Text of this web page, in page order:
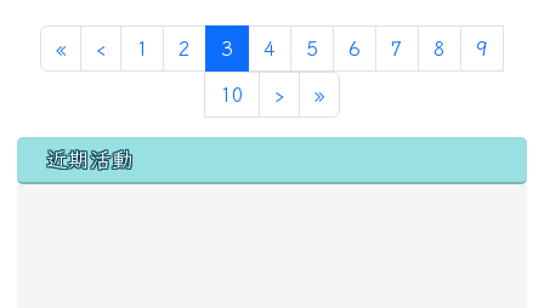
«第一頁
‹ 上一頁
1 2 3 (目前頁次)
4 5 6 7 8 9
10 ›下一頁
»最後頁
左邊區域內容
近期活動